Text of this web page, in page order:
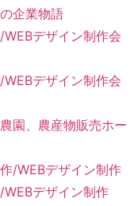
企業物語
デザイン制作会
デザイン制作会
園、農産物販売ホー
/WEBデザイン制作
デザイン制作